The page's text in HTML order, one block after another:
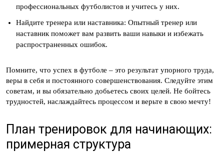
профессиональных футболистов и учитесь у них.
Найдите тренера или наставника: Опытный тренер или
наставник поможет вам развить ваши навыки и избежать
распространенных ошибок.
Помните, что успех в футболе – это результат упорного труда,
веры в себя и постоянного совершенствования. Следуйте этим
советам, и вы обязательно добьетесь своих целей. Не бойтесь
трудностей, наслаждайтесь процессом и верьте в свою мечту!
План тренировок для начинающих:
примерная структура